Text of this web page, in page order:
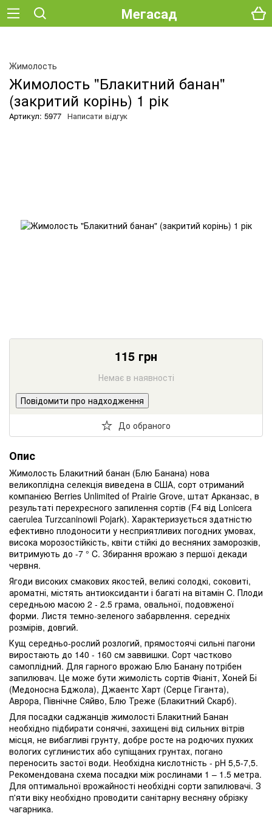
Мегасад
Жимолость
Жимолость "Блакитний банан"
(закритий корінь) 1 рік
Артикул: 5977 Написати відгук
115 грн
Немає в наявності
Повідомити про надходження
До обраного
Опис
Жимолость Блакитний банан (Блю Банана) нова
великоплідна селекція виведена в США, сорт отриманий
компанією Berries Unlimited of Prairie Grove, штат Арканзас, в
результаті перехресного запилення сортів (F4 від Lonicera
caerulea Turzcaninowii Pojark). Характеризується здатністю
ефективно плодоносити у несприятливих погодних умовах,
висока морозостійкість, квіти стійкі до весняних заморозків,
витримують до -7 ° C. Збирання врожаю з першої декади
червня.
Ягоди високих смакових якостей, великі солодкі, соковиті,
ароматні, містять антиоксиданти і багаті на вітамін C. Плоди
середньою масою 2 - 2.5 грама, овальної, подовженої
форми. Листя темно-зеленого забарвлення. середніх
розмірів, довгий.
Кущ середньо-рослий розлогий, прямостоячі сильні пагони
виростають до 140 - 160 см заввишки. Сорт частково
самоплідний. Для гарного врожаю Блю Банану потрібен
запилювач. Це може бути жимолість сортів Фіаніт, Хоней Бі
(Медоносна Бджола), Джаентс Харт (Серце Гіганта),
Аврора, Північне Сяйво, Блю Треже (Блакитний Скарб).
Для посадки саджанців жимолості Блакитний Банан
необхідно підбирати сонячні, захищені від сильних вітрів
місця, не вибагливі грунту, добре росте на родючих пухких
вологих суглинистих або супіщаних грунтах, погано
переносить застої води. Необхідна кислотність - pH 5,5-7,5.
Рекомендована схема посадки між рослинами 1 – 1.5 метра.
Для оптимальної врожайності необхідні сорти запилювачі. З
п'яти віку необхідно проводити санітарну весняну обрізку
чагарника.